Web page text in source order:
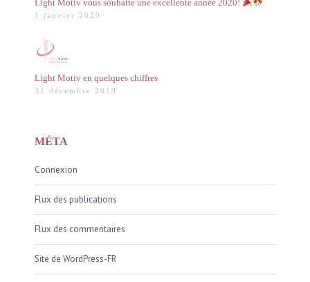
Light Motiv vous souhaite une excellente année 2020!
1 janvier 2020
Light Motiv en quelques chiffres
31 décembre 2019
MÉTA
Connexion
Flux des publications
Flux des commentaires
Site de WordPress-FR